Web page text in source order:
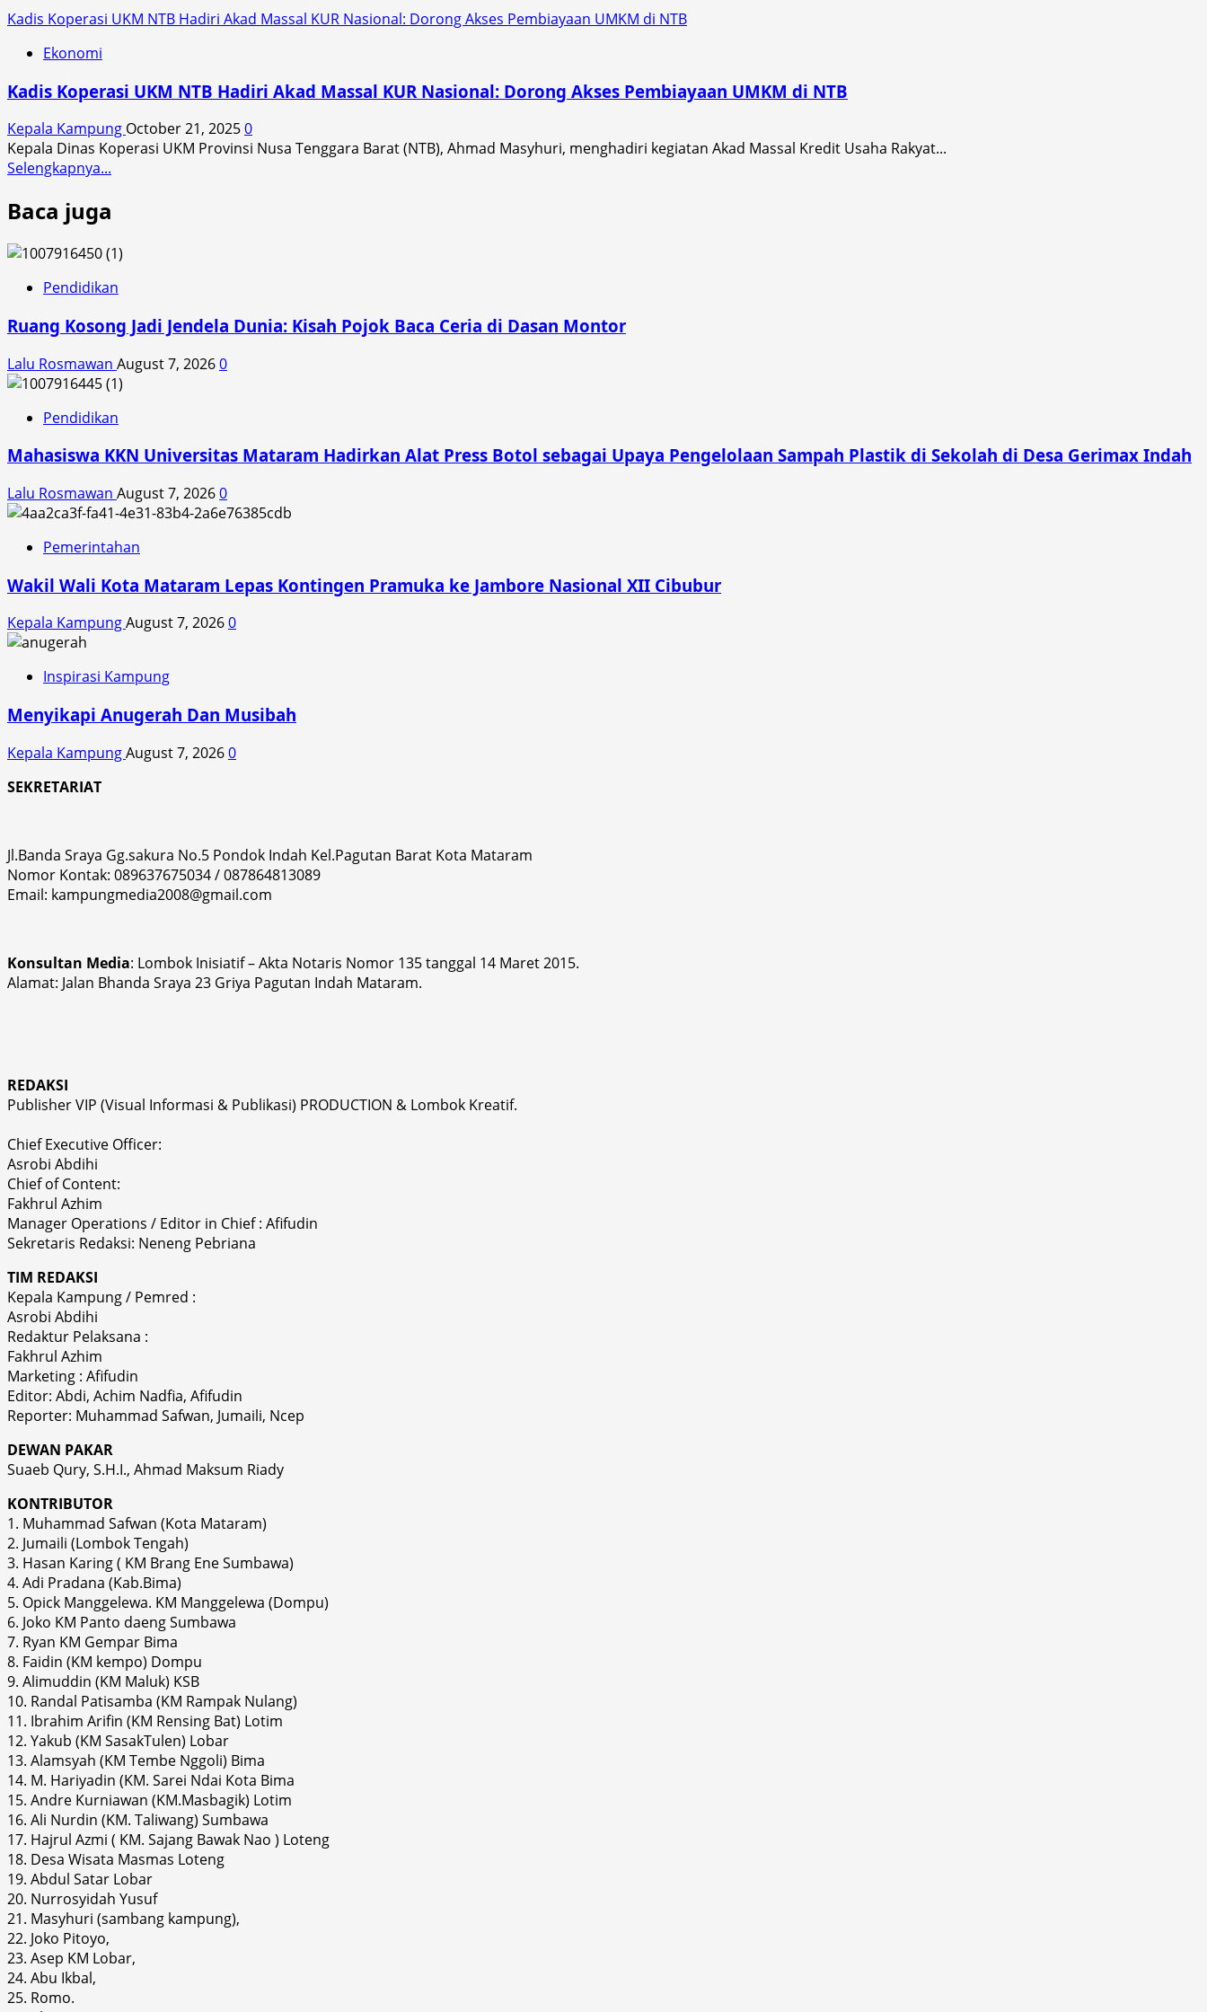
Kadis Koperasi UKM NTB Hadiri Akad Massal KUR Nasional: Dorong Akses Pembiayaan UMKM di NTB
Ekonomi
Kadis Koperasi UKM NTB Hadiri Akad Massal KUR Nasional: Dorong Akses Pembiayaan UMKM di NTB
Kepala Kampung October 21, 20250
Kepala Dinas Koperasi UKM Provinsi Nusa Tenggara Barat (NTB), Ahmad Masyhuri, menghadiri kegiatan Akad Massal Kredit Usaha Rakyat...
Selengkapnya...
Koperasi
UKM
NTB
Akad
KUR
Nasional:
Akses
Pembiayaan
UMKM
di
NTB
Baca juga
Pendidikan
Ruang Kosong Jadi Jendela Dunia: Kisah Pojok Baca Ceria di Dasan Montor
Lalu Rosmawan August 7, 20260
Pendidikan
Mahasiswa KKN Universitas Mataram Hadirkan Alat Press Botol sebagai Upaya Pengelolaan Sampah Plastik di Sekolah di Desa Gerimax Indah
Lalu Rosmawan August 7, 20260
Pemerintahan
Wakil Wali Kota Mataram Lepas Kontingen Pramuka ke Jambore Nasional XII Cibubur
Kepala KampungAugust 7, 20260
Inspirasi Kampung
Menyikapi Anugerah Dan Musibah
Kepala KampungAugust 7, 20260
SEKRETARIAT
Jl.Banda Sraya Gg.sakura No.5 Pondok Indah Kel.Pagutan Barat Kota Mataram
Nomor Kontak: 089637675034 / 087864813089
Email: kampungmedia2008@gmail.com
Konsultan Media: Lombok Inisiatif – Akta Notaris Nomor 135 tanggal 14 Maret 2015.
Alamat: Jalan Bhanda Sraya 23 Griya Pagutan Indah Mataram.
REDAKSI
Publisher VIP (Visual Informasi & Publikasi) PRODUCTION & Lombok Kreatif.
Chief Executive Officer:
Asrobi Abdihi
Chief of Content:
Fakhrul Azhim
Manager Operations / Editor in Chief : Afifudin
Sekretaris Redaksi: Neneng Pebriana
TIM REDAKSI
Kepala Kampung / Pemred :
Asrobi Abdihi
Redaktur Pelaksana :
Fakhrul Azhim
Marketing : Afifudin
Editor: Abdi, Achim Nadfia, Afifudin
Reporter: Muhammad Safwan, Jumaili, Ncep
DEWAN PAKAR
Suaeb Qury, S.H.I., Ahmad Maksum Riady
KONTRIBUTOR
1. Muhammad Safwan (Kota Mataram)
2. Jumaili (Lombok Tengah)
3. Hasan Karing ( KM Brang Ene Sumbawa)
4. Adi Pradana (Kab.Bima)
5. Opick Manggelewa. KM Manggelewa (Dompu)
6. Joko KM Panto daeng Sumbawa
7. Ryan KM Gempar Bima
8. Faidin (KM kempo) Dompu
9. Alimuddin (KM Maluk) KSB
10. Randal Patisamba (KM Rampak Nulang)
11. Ibrahim Arifin (KM Rensing Bat) Lotim
12. Yakub (KM SasakTulen) Lobar
13. Alamsyah (KM Tembe Nggoli) Bima
14. M. Hariyadin (KM. Sarei Ndai Kota Bima
15. Andre Kurniawan (KM.Masbagik) Lotim
16. Ali Nurdin (KM. Taliwang) Sumbawa
17. Hajrul Azmi ( KM. Sajang Bawak Nao ) Loteng
18. Desa Wisata Masmas Loteng
19. Abdul Satar Lobar
20. Nurrosyidah Yusuf
21. Masyhuri (sambang kampung),
22. Joko Pitoyo,
23. Asep KM Lobar,
24. Abu Ikbal,
25. Romo.